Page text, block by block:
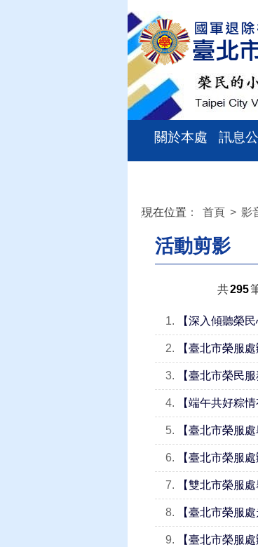
關於本處 訊息
:::
現在位置 ： 首頁 > 影
活動剪影
共295
1. 【深入傾聽榮
2. 【臺北市榮服
3. 【臺北市榮民
4. 【端午共好粽
5. 【臺北市榮服
6. 【臺北市榮服
7. 【雙北市榮服
8. 【臺北市榮服
9. 【臺北市榮服